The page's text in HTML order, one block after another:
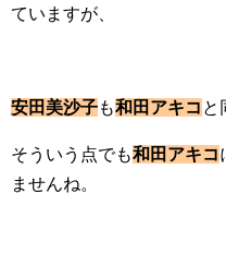
ていますが、
安田美沙子も和田アキコ と
そういう点でも和田アキコ
ませんね。